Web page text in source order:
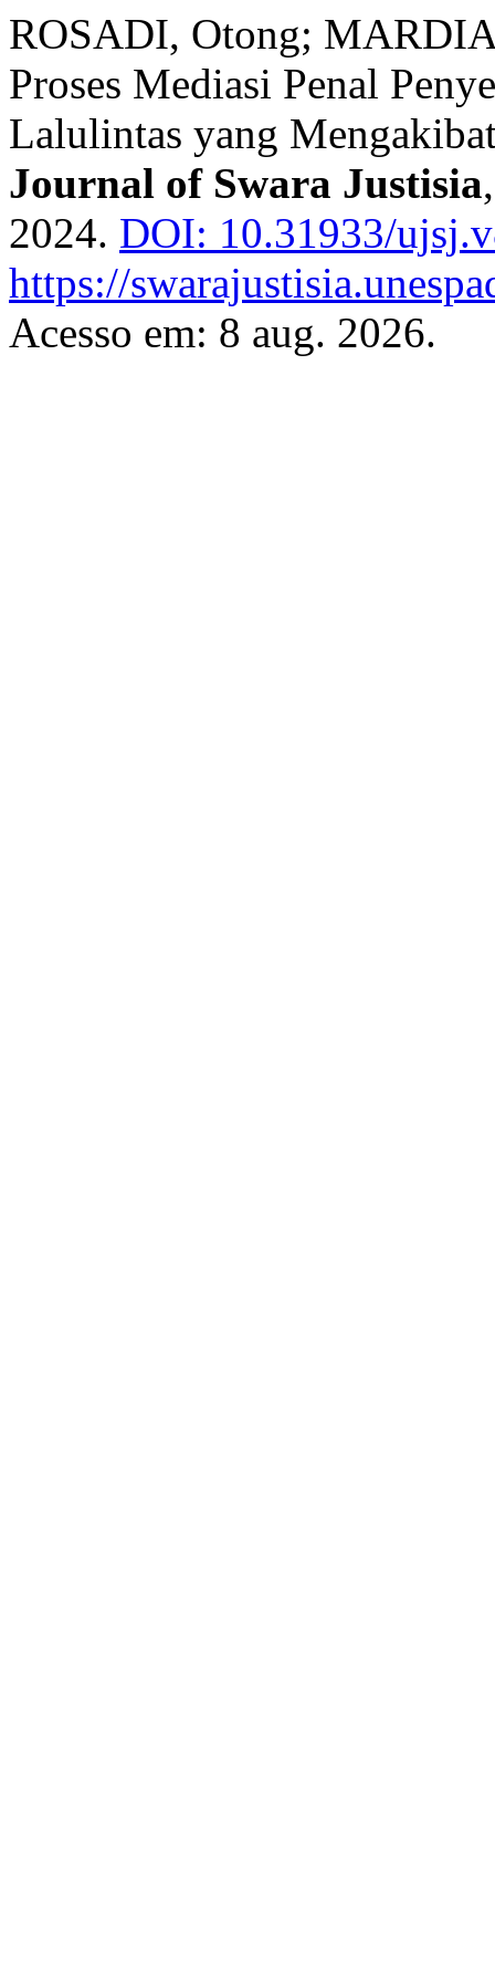
ROSADI, Otong;
Proses Mediasi Penal
Lalulintas yang
Journal of Swara Justisia
2024. DOI: 10.31933/
https://
Acesso em: 8 aug. 2026.